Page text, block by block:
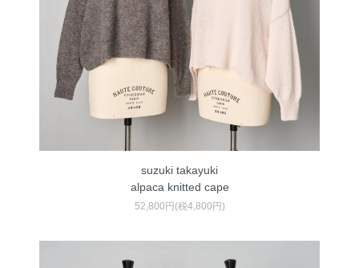
suzuki takayuki
alpaca knitted cape
52,800円(税4,800円)